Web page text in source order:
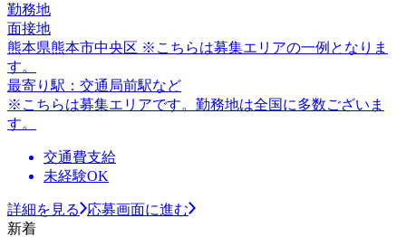
勤務地
面接地
熊本県熊本市中央区 ※こちらは募集エリアの一例となりま
す。
最寄り駅：交通局前駅など
※こちらは募集エリアです。勤務地は全国に多数ございま
す。
交通費支給
未経験OK
詳細を見る
応募画面に進む
新着